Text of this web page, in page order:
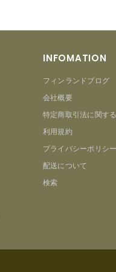
INFOMATION
フィンランドブログ
会社概要
特定商取引法に関す
利用規約
プライバシーポリシ
配送について
検索